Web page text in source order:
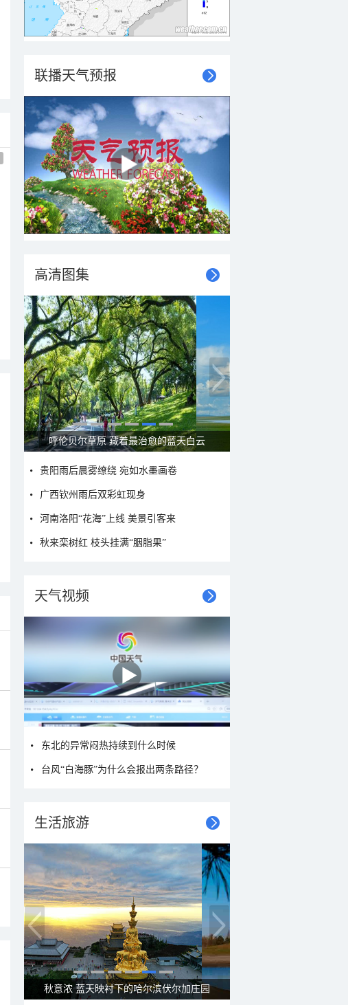
联播天气预报
高清图集
呼伦贝尔草原 藏着最治愈的蓝天白云
贵阳雨后晨雾缭绕 宛如水墨画卷
广西钦州雨后双彩虹现身
河南洛阳“花海”上线 美景引客来
秋来栾树红 枝头挂满“胭脂果”
天气视频
东北的异常闷热持续到什么时候
台风“白海豚”为什么会报出两条路径？
生活旅游
秋意浓 蓝天映衬下的哈尔滨伏尔加庄园